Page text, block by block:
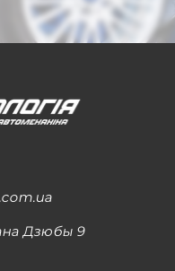
Дзюбы 9